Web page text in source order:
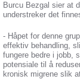
Burcu Bezgal sier at
understreker det
- Håpet for denne
effektiv behandling,
fungere bedre i jobb,
potensiale til å
kronisk migrene slik